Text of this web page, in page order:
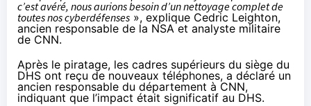
c’est avéré, nous aurions besoin d’un nettoyage complet de
toutes nos cyberdéfenses », explique Cedric Leighton,
ancien responsable de la NSA et analyste militaire
de CNN.
Après le piratage, les cadres supérieurs du siège du
DHS ont reçu de nouveaux téléphones, a déclaré un
ancien responsable du département à CNN,
indiquant que l’impact était significatif au DHS.